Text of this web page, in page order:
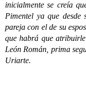
inicialmente se creía
Pimentel ya que
pareja con el de su
que habrá que
León Román, prima
Uriarte.